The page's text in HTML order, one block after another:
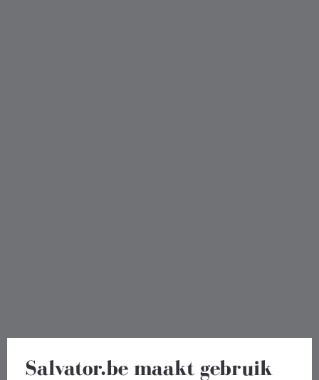
Salvator.be maakt gebruik